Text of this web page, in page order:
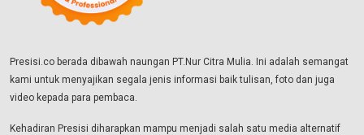
Presisi.co berada dibawah naungan PT.Nur Citra Mulia. Ini adalah semangat
kami untuk menyajikan segala jenis informasi baik tulisan, foto dan juga
video kepada para pembaca.
Kehadiran Presisi diharapkan mampu menjadi salah satu media alternatif